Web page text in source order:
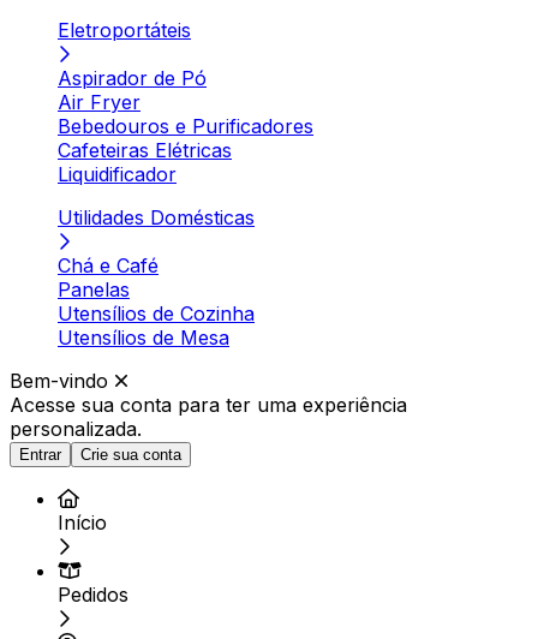
Eletroportáteis
Aspirador de Pó
Air Fryer
Bebedouros e Purificadores
Cafeteiras Elétricas
Liquidificador
Utilidades Domésticas
Chá e Café
Panelas
Utensílios de Cozinha
Utensílios de Mesa
Bem-vindo
Acesse sua conta para ter uma experiência
personalizada.
Entrar Crie sua conta
Início
Pedidos